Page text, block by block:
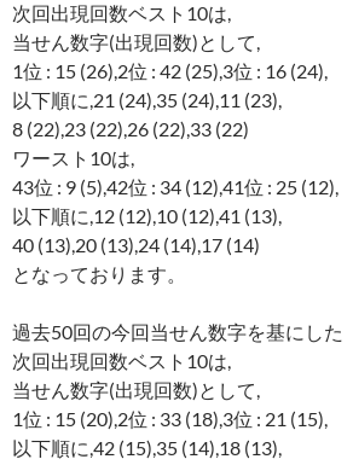
次回出現回数ベスト10は,
当せん数字(出現回数)として,
1位 : 15 (26),2位 : 42 (25),3位 : 16 (24),
以下順に,21 (24),35 (24),11 (23),
8 (22),23 (22),26 (22),33 (22)
ワースト10は,
43位 : 9 (5),42位 : 34 (12),41位 : 25 (12),
以下順に,12 (12),10 (12),41 (13),
40 (13),20 (13),24 (14),17 (14)
となっております。
過去50回の今回当せん数字を基にした
次回出現回数ベスト10は,
当せん数字(出現回数)として,
1位 : 15 (20),2位 : 33 (18),3位 : 21 (15),
以下順に,42 (15),35 (14),18 (13),